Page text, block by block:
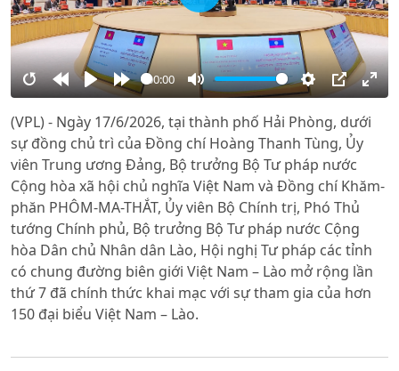
RestartRewind
10s
PlayForward
10s
00:00
Mute Settings
PIP
Play
(VPL) - Ngày 17/6/2026, tại thành phố Hải Phòng, dưới
sự đồng chủ trì của Đồng chí Hoàng Thanh Tùng, Ủy
viên Trung ương Đảng, Bộ trưởng Bộ Tư pháp nước
Cộng hòa xã hội chủ nghĩa Việt Nam và Đồng chí Khăm-
phăn PHÔM-MA-THẮT, Ủy viên Bộ Chính trị, Phó Thủ
tướng Chính phủ, Bộ trưởng Bộ Tư pháp nước Cộng
hòa Dân chủ Nhân dân Lào, Hội nghị Tư pháp các tỉnh
có chung đường biên giới Việt Nam – Lào mở rộng lần
thứ 7 đã chính thức khai mạc với sự tham gia của hơn
150 đại biểu Việt Nam – Lào.